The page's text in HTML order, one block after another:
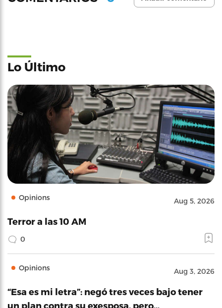
Lo Último
Opinions Aug 5, 2026
Terror a las 10 AM
0
Opinions Aug 3, 2026
“Esa es mi letra”: negó tres veces bajo tener
un plan contra su exesposa, pero…